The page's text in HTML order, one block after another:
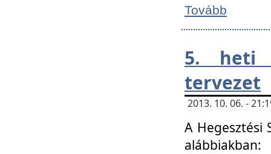
Tovább
5. heti
tervezet
2013. 10. 06. -
A Hegesztési
alábbiakban: